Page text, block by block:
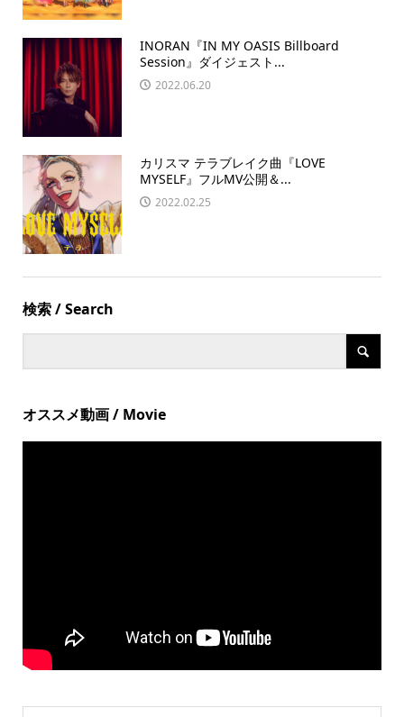
INORAN『IN MY OASIS Billboard
Session』ダイジェスト...
2022.06.20
カリスマ テラブレイク曲『LOVE
MYSELF』フルMV公開＆...
2022.02.25
検索 / Search
オススメ動画 / Movie